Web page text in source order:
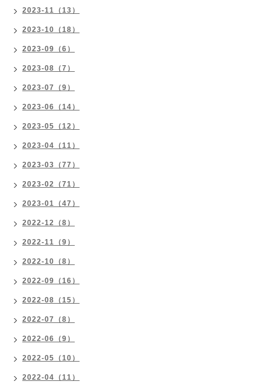
2023-11（13）
2023-10（18）
2023-09（6）
2023-08（7）
2023-07（9）
2023-06（14）
2023-05（12）
2023-04（11）
2023-03（77）
2023-02（71）
2023-01（47）
2022-12（8）
2022-11（9）
2022-10（8）
2022-09（16）
2022-08（15）
2022-07（8）
2022-06（9）
2022-05（10）
2022-04（11）